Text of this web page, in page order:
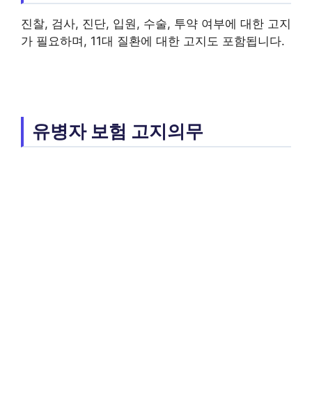
진찰, 검사, 진단, 입원, 수술, 투약 여부에 대한 고지
가 필요하며, 11대 질환에 대한 고지도 포함됩니다.
유병자 보험 고지의무